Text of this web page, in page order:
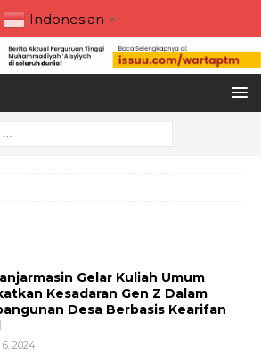
Indonesian ▼
Gelar Kuliah Umum
Kesadaran Gen Z Dalam
Desa Berbasis Kearifan
2024